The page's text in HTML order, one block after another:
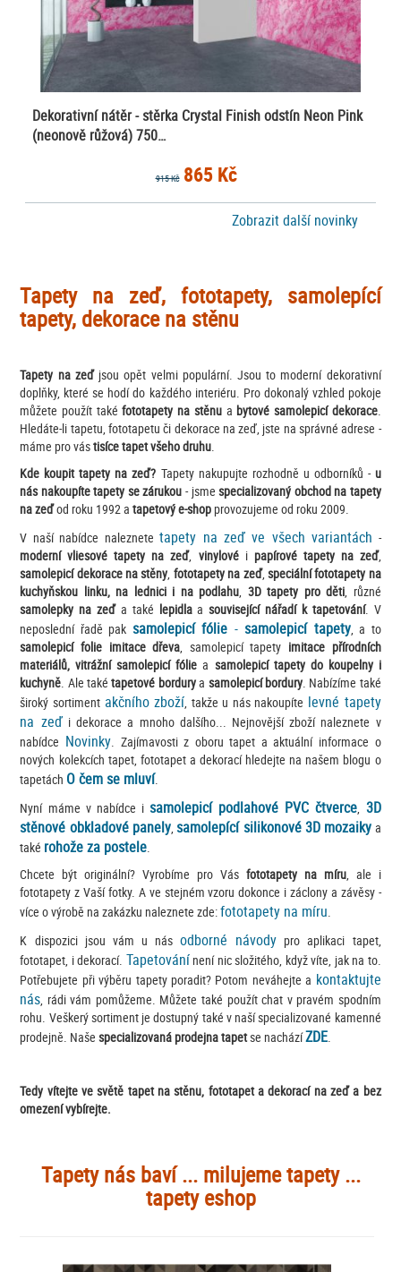
Dekorativní nátěr - stěrka Crystal Finish odstín Neon Pink
(neonově růžová) 750…
915 Kč 865 Kč
Zobrazit další novinky
Tapety na zeď, fototapety, samolepící
tapety, dekorace na stěnu
Tapety na zeď jsou opět velmi populární. Jsou to moderní dekorativní
doplňky, které se hodí do každého interiéru. Pro dokonalý vzhled pokoje
můžete použít takéfototapety na stěnua bytové samolepicí dekorace.
Hledáte-li tapetu, fototapetu či dekorace na zeď, jste na správné adrese -
máme pro vástisíce tapet všeho druhu.
Kde koupit tapety na zeď? Tapety nakupujte rozhodně u odborníků - u
nás nakoupíte tapety se zárukou - jsmespecializovaný obchod na tapety
na zeďod roku 1992 atapetový e-shop provozujeme od roku 2009.
V naší nabídce naleznetetapety na zeď ve všech variantách -
moderní vliesové tapety na zeď, vinylovéi papírové tapety na zeď,
samolepicí dekorace na stěny, fototapety na zeď, speciální fototapety na
kuchyňskou linku, na lednici i na podlahu, 3D tapety pro děti, různé
samolepky na zeďa také lepidlaasouvisející nářadí k tapetování. V
neposlední řadě pak samolepicí fólie -samolepicí tapety, a to
samolepicí folie imitace dřeva, samolepicí tapety imitace přírodních
materiálů, vitrážní samolepicí fólie a samolepicí tapety do koupelny i
kuchyně. Ale takétapetové bordurya samolepicí bordury. Nabízíme také
široký sortiment akčního zboží, takže u nás nakoupíte levné tapety
na zeďi dekorace a mnoho dalšího... Nejnovější zboží naleznete v
nabídce Novinky. Zajímavosti z oboru tapet a aktuální informace o
nových kolekcích tapet, fototapet a dekorací hledejte na našem blogu o
tapetách O čem se mluví.
Nyní máme v nabídce isamolepicí podlahové PVC čtverce, 3D
stěnové obkladové panely,samolepící silikonové 3D mozaiky a
také rohože za postele.
Chcete být originální? Vyrobíme pro Vás fototapety na míru, ale i
fototapety z Vaší fotky. A ve stejném vzoru dokonce i záclony a závěsy -
více o výrobě na zakázku naleznete zde:fototapety na míru.
K dispozici jsou vám u násodborné návody pro aplikaci tapet,
fototapet, i dekorací. Tapetovánínení nic složitého, když víte, jak na to.
Potřebujete při výběru tapety poradit? Potom neváhejte a kontaktujte
nás, rádi vám pomůžeme. Můžete také použít chat v pravém spodním
rohu. Veškerý sortiment je dostupný také v naší specializované kamenné
prodejně. Našespecializovaná prodejna tapetse nacházíZDE.
Tedy vítejte ve světě tapet na stěnu, fototapet a dekorací na zeď a bez
omezení vybírejte.
Tapety nás baví ... milujeme tapety ...
tapety eshop